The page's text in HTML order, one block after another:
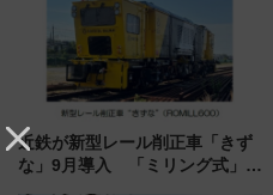
近鉄が新型レール削正車「きず
な」9月導入 「ミリング式」採